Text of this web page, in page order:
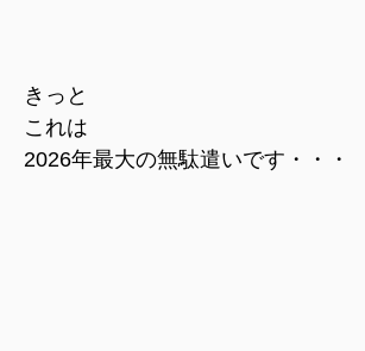
きっと
これは
2026年最大の無駄遣いです・・・